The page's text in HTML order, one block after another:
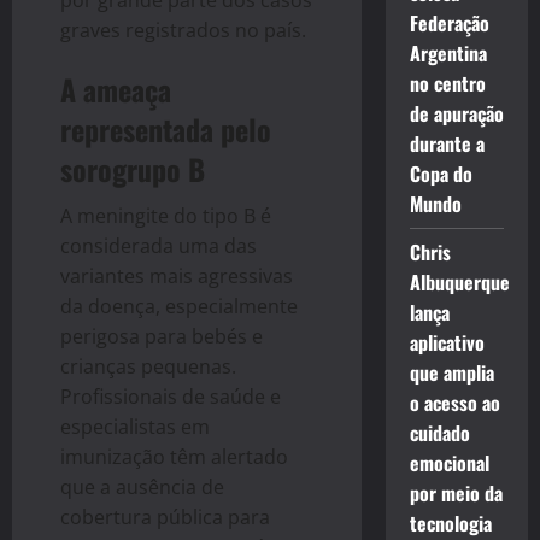
graves registrados no país.
A ameaça
representada pelo
sorogrupo B
A meningite do tipo B é
considerada uma das
variantes mais agressivas
da doença, especialmente
perigosa para bebés e
crianças pequenas.
Profissionais de saúde e
especialistas em
imunização têm alertado
que a ausência de
cobertura pública para
Federação
Argentina
no centro
de apuração
durante a
Copa do
Mundo
Chris
Albuquerque
lança
aplicativo
que amplia
o acesso ao
cuidado
emocional
por meio da
tecnologia